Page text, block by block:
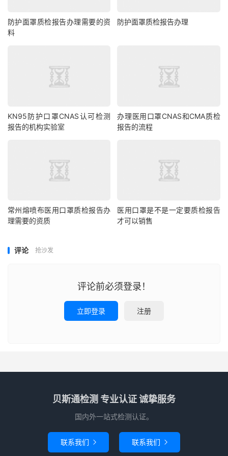
防护面罩质检报告办理需要的资
料
防护面罩质检报告办理
KN95防护口罩CNAS认可检测
报告的机构实验室
办理医用口罩CNAS和CMA质检
报告的流程
常州熔喷布医用口罩质检报告办
理需要的资质
医用口罩是不是一定要质检报告
才可以销售
评论 抢沙发
评论前必须登录！
立即登录 注册
贝斯通检测 专业认证 诚挚服务
国内外一站式检测认证。
联系我们  联系我们 